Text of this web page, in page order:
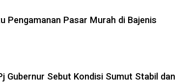
Pengamanan Pasar Murah di Bajenis
Gubernur Sebut Kondisi Sumut Stabil dan